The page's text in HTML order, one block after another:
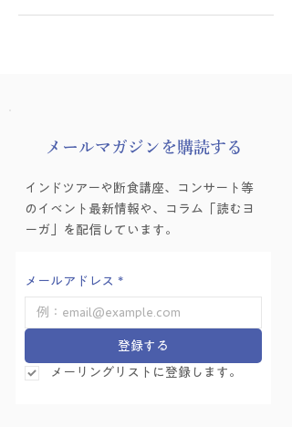
​メールマガジンを購読する
インドツアーや断食講座、コンサート等
のイベント最新情報や、コラム「読むヨ
ーガ」を配信しています。
メールアドレス *
登録する
メーリングリストに登録します。